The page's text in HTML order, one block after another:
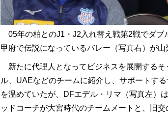
05年の柏とのJ1・J2入れ替え戦第2戦でダブ
甲府で伝説になっているバレー（写真右）が山
新たに代理人となってビジネスを展開する
ル、UAEなどのチームに紹介し、サポートす
を温めていたが、DFエデル・リマ（写真左）
ッドコーチが大宮時代のチームメートと、旧交